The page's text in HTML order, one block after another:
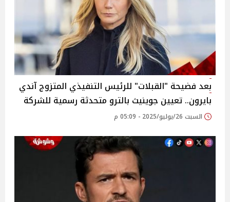
بعد فضيحة "القبلات" للرئيس التنفيذي المتزوج آندي
بايرون.. تعيين جوينيث بالترو متحدثة رسمية للشركة
السبت 26/يوليو/2025 - 05:09 م